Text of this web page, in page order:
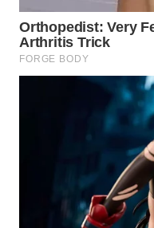
WAHANA
INFRASTRUKTUR
TRAVEL